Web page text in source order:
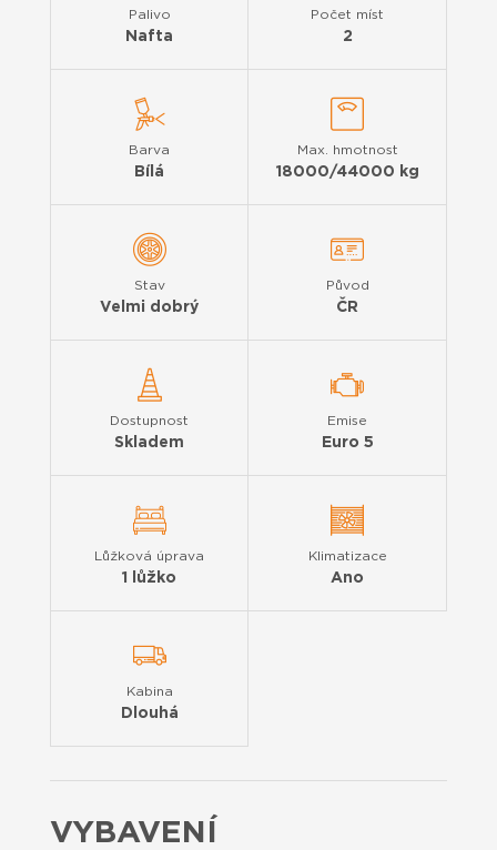
Palivo
Nafta
Počet míst
2
Barva
Bílá
Max. hmotnost
18000/44000 kg
Stav
Velmi dobrý
Původ
ČR
Dostupnost
Skladem
Emise
Euro 5
Lůžková úprava
1 lůžko
Klimatizace
Ano
Kabina
Dlouhá
VYBAVENÍ